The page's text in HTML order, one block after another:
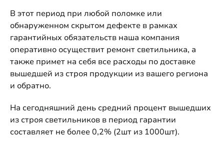
В этот период при любой поломке или
обнаруженном скрытом дефекте в рамках
гарантийных обязательств наша компания
оперативно осуществит ремонт светильника, а
также примет на себя все расходы по доставке
вышедшей из строя продукции из вашего региона
и обратно.
На сегодняшний день средний процент вышедших
из строя светильников в период гарантии
составляет не более 0,2% (2шт из 1000шт).